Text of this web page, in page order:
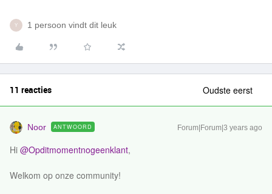
Y 1 persoon vindt dit leuk
11 reacties Oudste eerst
Noor ANTWOORD Forum|Forum|3 years ago
Hi @Opditmomentnogeenklant,
Welkom op onze community!